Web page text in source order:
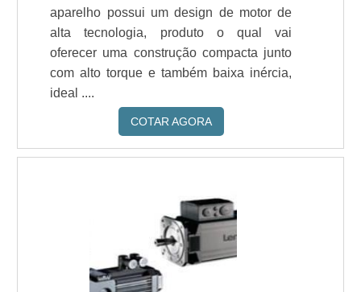
aparelho possui um design de motor de
alta tecnologia, produto o qual vai
oferecer uma construção compacta junto
com alto torque e também baixa inércia,
ideal ....
COTAR AGORA